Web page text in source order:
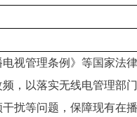
视管理条例》等国家法
频 ， 以落实无线电管理部
扰等问题，保障现有在